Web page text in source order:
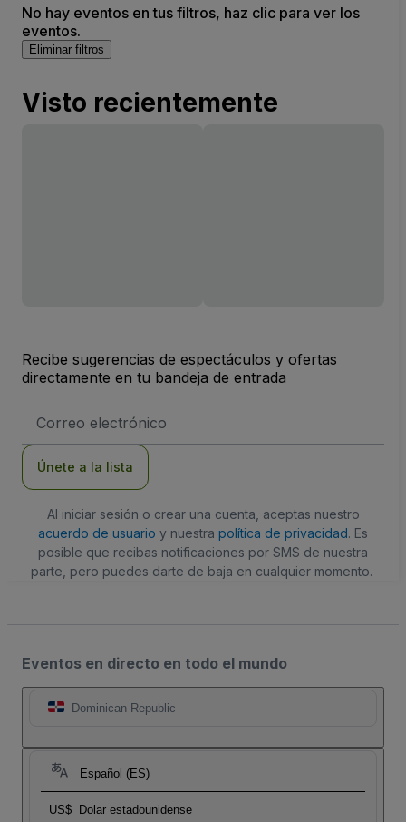
No hay eventos en tus filtros, haz clic para ver los
eventos.
Eliminar filtros
Visto recientemente
Recibe sugerencias de espectáculos y ofertas
directamente en tu bandeja de entrada
de
Únete a la lista
Al iniciar sesión o crear una cuenta, aceptas nuestro
acuerdo de usuario y nuestra política de privacidad. Es
posible que recibas notificaciones por SMS de nuestra
parte, pero puedes darte de baja en cualquier momento.
Eventos en directo en todo el mundo
Dominican Republic
Español (ES)
US$ Dolar estadounidense